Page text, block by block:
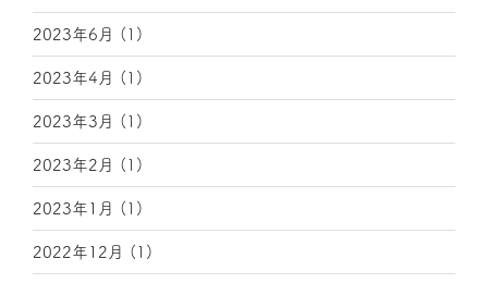
2023年6月 (1)
2023年4月 (1)
2023年3月 (1)
2023年2月 (1)
2023年1月 (1)
2022年12月 (1)